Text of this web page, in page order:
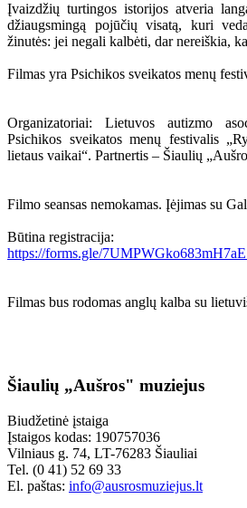
Įvaizdžių turtingos istorijos atveria
džiaugsmingą pojūčių visatą, kuri
žinutės: jei negali kalbėti, dar nereiškia,
Filmas yra Psichikos sveikatos menų
Organizatoriai: Lietuvos autizmo
Psichikos sveikatos menų festivalis
lietaus vaikai“. Partnertis – Šiaulių
Filmo seansas nemokamas. Įėjimas su
Būtina registracija:
https://forms.gle/
Filmas bus rodomas anglų kalba su
Šiaulių „Aušros" muziejus
Biudžetinė įstaiga
Įstaigos kodas: 190757036
Vilniaus g. 74, LT-76283 Šiauliai
Tel. (0 41) 52 69 33
El. paštas: info@ausrosmuziejus.lt